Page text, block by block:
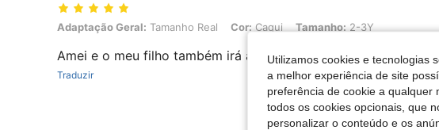
Adaptação Geral: Tamanho Real, Cor: Caqui, Tamanho: 2-3Y
Adaptação Geral: Tamanho Real Cor:Caqui Tamanho:2-3Y
Amei e o meu filho também irá amar
Traduzir
Utilizamos cookies e tecnologias
a melhor experiência de site
preferência de cookie a qualquer
todos os cookies opcionais, que
personalizar o conteúdo e os